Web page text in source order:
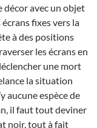
décor avec un objet
fixes vers la
à des positions
les écrans en
une mort
la situation
aucune espèce de
il faut tout deviner
noir, tout à fait